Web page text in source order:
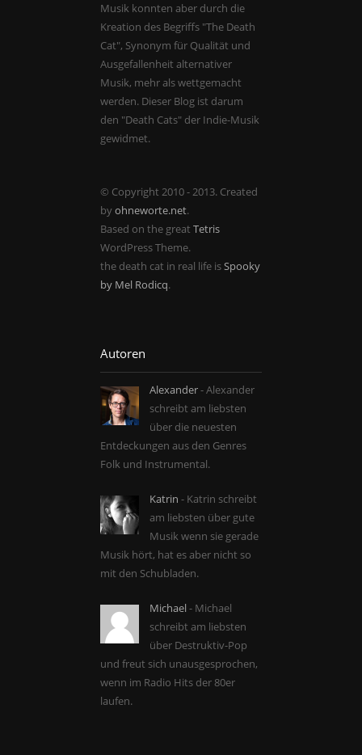
Musik konnten aber durch die
Kreation des Begriffs "The Death
Cat", Synonym für Qualität und
Ausgefallenheit alternativer
Musik, mehr als wettgemacht
werden. Dieser Blog ist darum
den "Death Cats" der Indie-Musik
gewidmet.
© Copyright 2010 - 2013. Created
byohneworte.net.
Based on the great Tetris
WordPress Theme.
the death cat in real life isSpooky
by Mel Rodicq.
Autoren
Alexander- Alexander
schreibt am liebsten
über die neuesten
Entdeckungen aus den Genres
Folk und Instrumental.
Katrin - Katrin schreibt
am liebsten über gute
Musik wenn sie gerade
Musik hört, hat es aber nicht so
mit den Schubladen.
Michael- Michael
schreibt am liebsten
über Destruktiv-Pop
und freut sich unausgesprochen,
wenn im Radio Hits der 80er
laufen.